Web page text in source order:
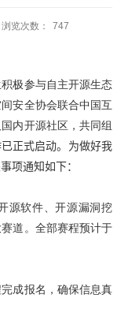
浏览次数： 747
极参与自主开源生态
安全协会联合中国互
内开源社区，共同组
正式启动。为做好我
项通知如下 ：
源软件、开源漏洞挖
道。全部赛程预计于
成报名，确保信息真